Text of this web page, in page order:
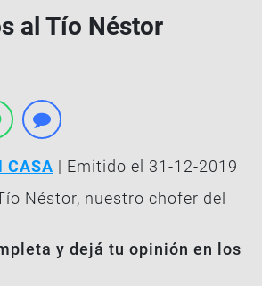
al Tío Néstor
CASA | Emitido el 31-12-2019
Néstor, nuestro chofer del
y dejá tu opinión en los